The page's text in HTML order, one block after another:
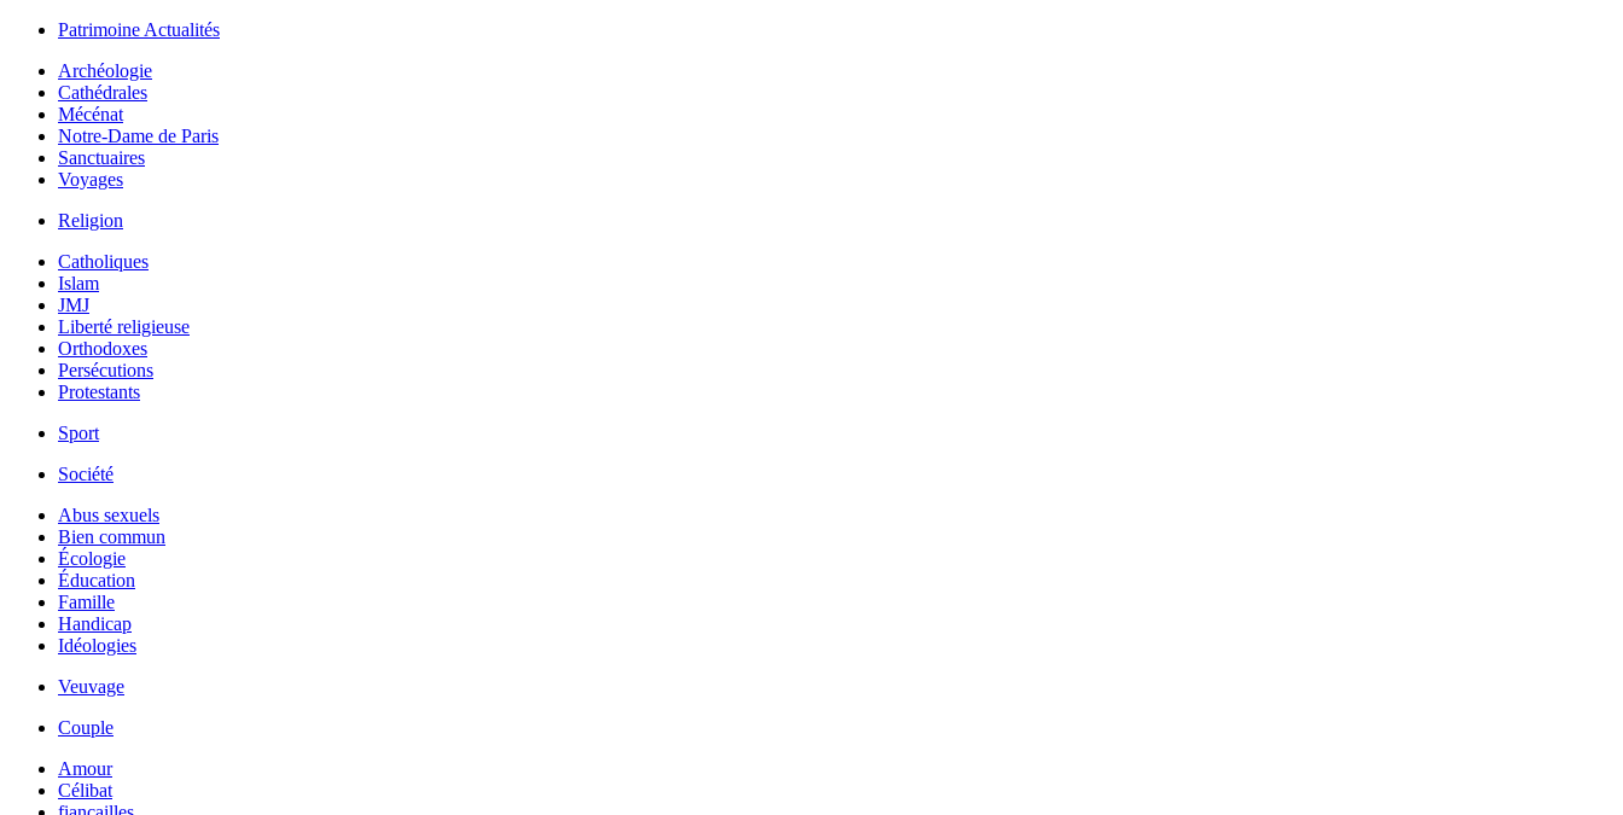
Patrimoine Actualités
Archéologie
Cathédrales
Mécénat
Notre-Dame de Paris
Sanctuaires
Voyages
Religion
Catholiques
Islam
JMJ
Liberté religieuse
Orthodoxes
Persécutions
Protestants
Sport
Société
Abus sexuels
Bien commun
Écologie
Éducation
Famille
Handicap
Idéologies
Veuvage
Couple
Amour
Célibat